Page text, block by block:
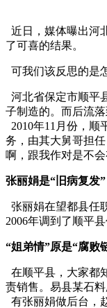
近日，媒体曝出河
了可喜的结果。
可我们该反思的是
河北省保定市顺平
子制造的。而后流
2010年11月份，
务，由其大舅哥担
啊，跟我作对是不会
张丽娟是“旧病复发”
张丽娟在望都县任
2006年调到了顺平县
“姐弟情”原是“腐败
在顺平县，大家都
责销售。易县某石
有张丽娟做后台，